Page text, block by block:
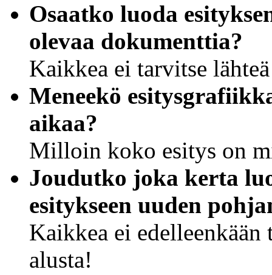
Osaatko luoda
olevaa dokumenttia?
Kaikkea ei tarvitse
Meneekö
aikaa?
Milloin koko esitys on
Joudutko joka kerta
esitykseen uuden
Kaikkea ei edelleenkään
alusta!